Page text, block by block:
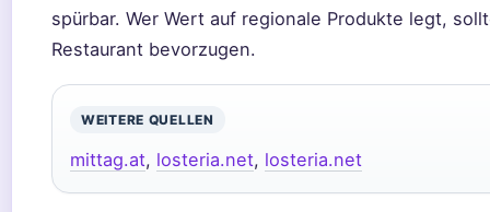
spürbar. Wer Wert auf regionale Produkte legt,
Restaurant bevorzugen.
WEITERE QUELLEN
mittag.at, losteria.net, losteria.net